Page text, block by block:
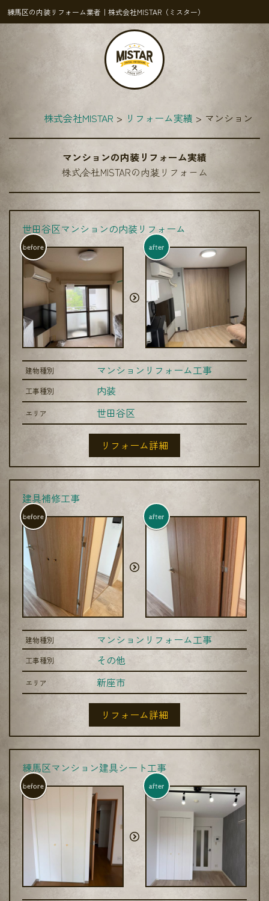
練馬区の内装リフォーム業者｜株式会社MISTAR（ミスター）
株式会社MISTAR リフォーム実績 マンション
マンションの内装リフォーム実績
株式会社MISTARの内装リフォーム
世田谷区マンションの内装リフォーム
before after
建物種別 マンションリフォーム工事
工事種別 内装
エリア 世田谷区
リフォーム詳細
建具補修工事
before after
建物種別 マンションリフォーム工事
工事種別 その他
エリア 新座市
リフォーム詳細
練馬区マンション建具シート工事
before after